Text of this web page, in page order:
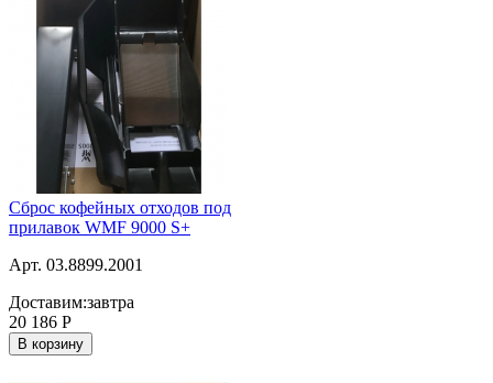
Сброс кофейных отходов под
прилавок WMF 9000 S+
Арт. 03.8899.2001
Доставим:завтра
20 186 Р
В корзину